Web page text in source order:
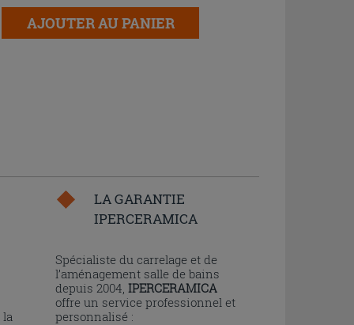
AJOUTER AU PANIER
la
LA GARANTIE
IPERCERAMICA
Spécialiste du carrelage et de
l’aménagement salle de bains
depuis 2004, IPERCERAMICA
offre un service professionnel et
personnalisé :